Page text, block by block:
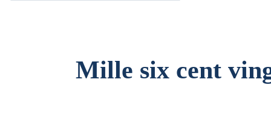
Mille six cent